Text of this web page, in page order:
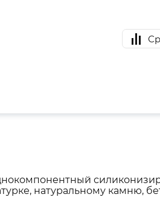
натуральному камню,